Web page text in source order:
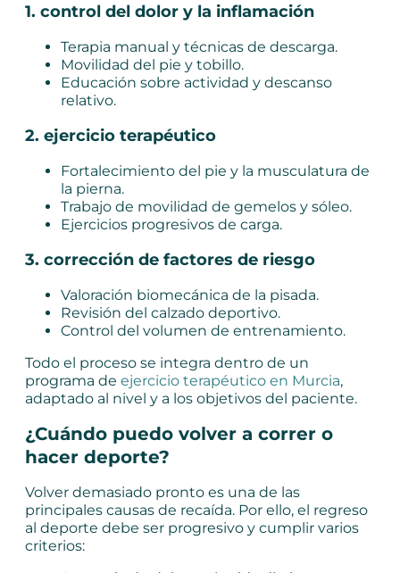
1. control del dolor y la inflamación
Terapia manual y técnicas de descarga.
Movilidad del pie y tobillo.
Educación sobre actividad y descanso
relativo.
2. ejercicio terapéutico
Fortalecimiento del pie y la musculatura de
la pierna.
Trabajo de movilidad de gemelos y sóleo.
Ejercicios progresivos de carga.
3. corrección de factores de riesgo
Valoración biomecánica de la pisada.
Revisión del calzado deportivo.
Control del volumen de entrenamiento.
Todo el proceso se integra dentro de un
programa de ejercicio terapéutico en Murcia,
adaptado al nivel y a los objetivos del paciente.
¿Cuándo puedo volver a correr o
hacer deporte?
Volver demasiado pronto es una de las
principales causas de recaída. Por ello, el regreso
al deporte debe ser progresivo y cumplir varios
criterios: